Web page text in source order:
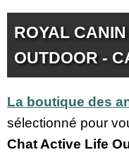
ROYAL
OUTDOOR -
La boutique des
sélectionné pour
Chat Active Life